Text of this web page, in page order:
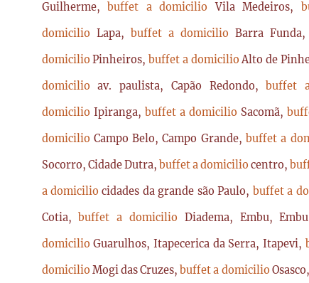
Guilherme,buffet a domicilioVila Medeiros,
domicilio Lapa, buffet a domicilio Barra Funda,
domicilioPinheiros,buffet a domicilioAlto de
domicilioav. paulista, Capão Redondo,buffet
domicilio Ipiranga, buffet a domicilio Sacomã,
domicilio Campo Belo, Campo Grande, buffet a
Socorro, Cidade Dutra, buffet a domicilio centro,
a domiciliocidades da grande são Paulo, buffet a
Cotia,buffet a domicilio Diadema, Embu,
domicilioGuarulhos, Itapecerica da Serra, Itapevi,
domicilio Mogi das Cruzes,buffet a domicilio